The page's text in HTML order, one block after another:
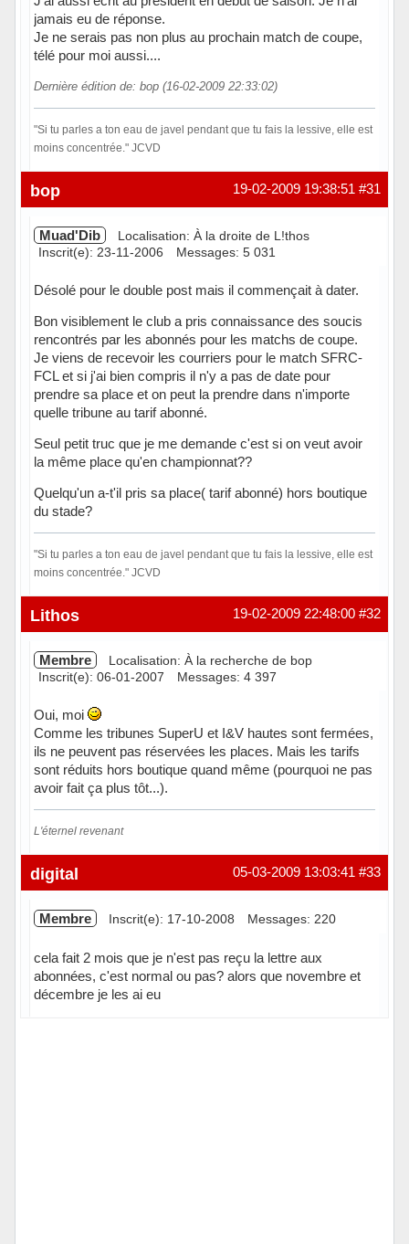
jamais eu de réponse.
Je ne serais pas non plus au prochain match de coupe,
télé pour moi aussi....
Dernière édition de: bop (16-02-2009 22:33:02)
"Si tu parles a ton eau de javel pendant que tu fais la lessive, elle est
moins concentrée." JCVD
Hors ligne #31
19-02-2009 19:38:51
bop
Muad'Dib
Localisation: À la droite de L!thos
Inscrit(e): 23-11-2006
Messages: 5 031
Désolé pour le double post mais il commençait à dater.
Bon visiblement le club a pris connaissance des soucis
rencontrés par les abonnés pour les matchs de coupe.
Je viens de recevoir les courriers pour le match SFRC-
FCL et si j'ai bien compris il n'y a pas de date pour
prendre sa place et on peut la prendre dans n'importe
quelle tribune au tarif abonné.
Seul petit truc que je me demande c'est si on veut avoir
la même place qu'en championnat??
Quelqu'un a-t'il pris sa place( tarif abonné) hors boutique
du stade?
"Si tu parles a ton eau de javel pendant que tu fais la lessive, elle est
moins concentrée." JCVD
Hors ligne #32
19-02-2009 22:48:00
Lithos
Membre
Localisation: À la recherche de bop
Inscrit(e): 06-01-2007
Messages: 4 397
Oui, moi
Comme les tribunes SuperU et I&V hautes sont fermées,
ils ne peuvent pas réservées les places. Mais les tarifs
sont réduits hors boutique quand même (pourquoi ne pas
avoir fait ça plus tôt...).
L'éternel revenant
Hors ligne #33
05-03-2009 13:03:41
digital
Membre Inscrit(e): 17-10-2008 Messages: 220
cela fait 2 mois que je n'est pas reçu la lettre aux
abonnées, c'est normal ou pas? alors que novembre et
décembre je les ai eu